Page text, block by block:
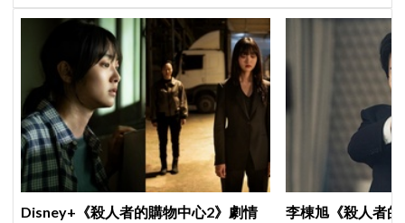
Disney+《殺人者的購物中心2》劇情
李棟旭《殺人者